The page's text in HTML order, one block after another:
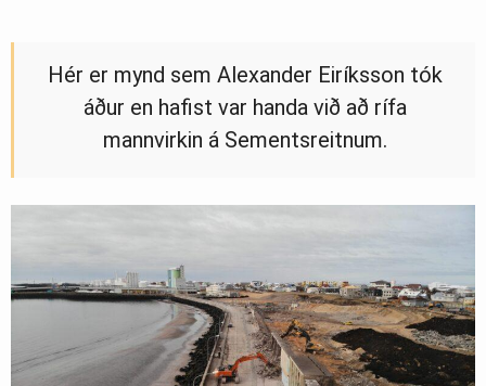
Hér er mynd sem Alexander Eiríksson tók
áður en hafist var handa við að rífa
mannvirkin á Sementsreitnum.